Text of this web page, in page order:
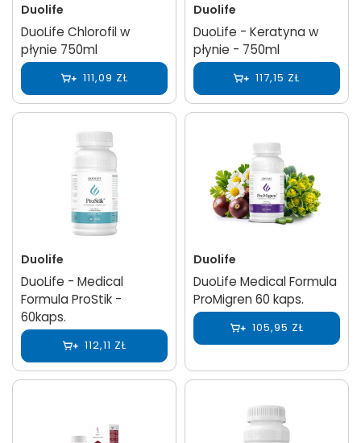
Duolife
DuoLife Chlorofil w
płynie 750ml
111,09 ZŁ
Duolife
DuoLife - Keratyna w
płynie - 750ml
117,15 ZŁ
Duolife
DuoLife - Medical
Formula ProStik -
60kaps.
112,11 ZŁ
Duolife
DuoLife Medical Formula
ProMigren 60 kaps.
105,95 ZŁ